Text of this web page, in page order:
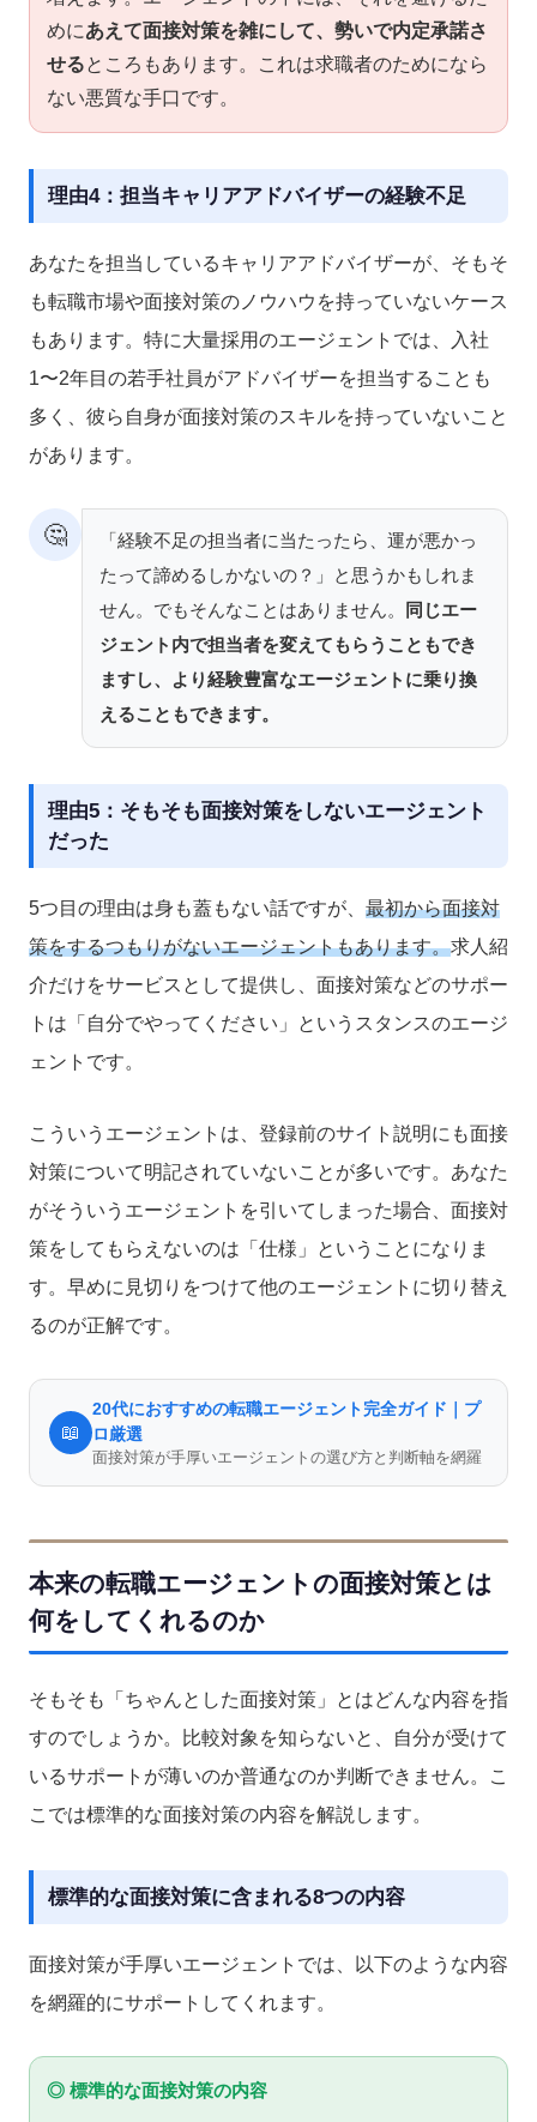
めにあえて面接対策を雑にして、勢いで内定承諾さ
せるところもあります。これは求職者のためになら
ない悪質な手口です。
理由4：担当キャリアアドバイザーの経験不足
あなたを担当しているキャリアアドバイザーが、そもそ
も転職市場や面接対策のノウハウを持っていないケース
もあります。特に大量採用のエージェントでは、入社
1〜2年目の若手社員がアドバイザーを担当することも
多く、彼ら自身が面接対策のスキルを持っていないこと
があります。
🤔
「経験不足の担当者に当たったら、運が悪かっ
たって諦めるしかないの？」と思うかもしれま
せん。でもそんなことはありません。
同じエー
ジェント内で担当者を変えてもらうこともでき
ますし、より経験豊富なエージェントに乗り換
えることもできます。
理由5：そもそも面接対策をしないエージェント
だった
5つ目の理由は身も蓋もない話ですが、 最初から面接対
策をするつもりがないエージェントもあります。求人紹
介だけをサービスとして提供し、面接対策などのサポー
トは「自分でやってください」というスタンスのエージ
ェントです。
こういうエージェントは、登録前のサイト説明にも面接
対策について明記されていないことが多いです。あなた
がそういうエージェントを引いてしまった場合、面接対
策をしてもらえないのは「仕様」ということになりま
す。早めに見切りをつけて他のエージェントに切り替え
るのが正解です。
📖
20代におすすめの転職エージェント完全ガイド｜プ
ロ厳選
面接対策が手厚いエージェントの選び方と判断軸を網羅
本来の転職エージェントの面接対策とは
何をしてくれるのか
そもそも「ちゃんとした面接対策」とはどんな内容を指
すのでしょうか。比較対象を知らないと、自分が受けて
いるサポートが薄いのか普通なのか判断できません。こ
こでは標準的な面接対策の内容を解説します。
標準的な面接対策に含まれる8つの内容
面接対策が手厚いエージェントでは、以下のような内容
を網羅的にサポートしてくれます。
◎ 標準的な面接対策の内容